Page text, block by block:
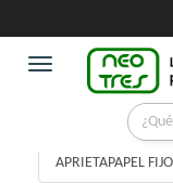
Toggle navigation
CLIP,
APRIETAPAPEL